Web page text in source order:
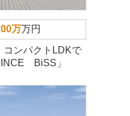
万万円
コンパクトLDKで
BiSS」